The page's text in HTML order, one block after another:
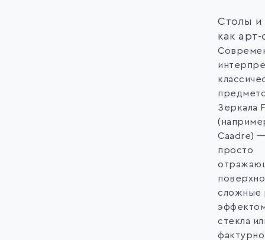
Столы и
как
Зеркала
Caadre)
просто
сложные
стекла